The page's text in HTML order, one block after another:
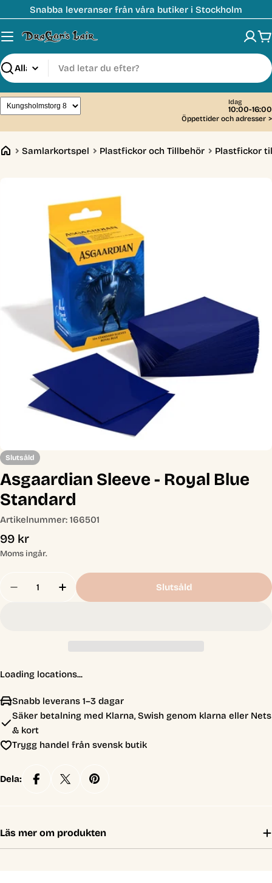
till
innehåll
Snabba leveranser från våra butiker i Stockholm
Sök
Idag
10:00-16:00
Öppettider och adresser >
Samlarkortspel Plastfickor och Tillbehör Plastfickor
media 0 i modal
Slutsåld
Asgaardian Sleeve - Royal Blue
Standard
Artikelnummer: 166501
Ordinarie
pris
99 kr
Moms ingår.
Minska Antal För Asgaardian Sleeve - Royal
Öka Antal För Asgaardian Sleeve -
Slutsåld
Loading locations...
Snabb leverans 1–3 dagar
Säker betalning med Klarna, Swish genom klarna eller Nets
& kort
Trygg handel från svensk butik
Dela:
Läs mer om produkten